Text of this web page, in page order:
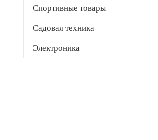
Спортивные товары
Садовая техника
Электроника